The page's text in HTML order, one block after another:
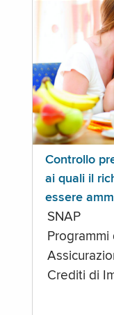
Controllo
ai quali il
essere
SNAP
Crediti di